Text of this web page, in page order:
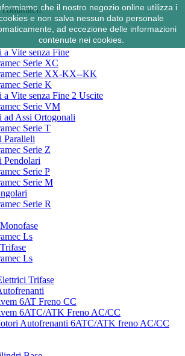
contattaci!
a Vite senza Fine
Serie XC
Serie XX-KX--KK
Serie K
a Vite senza Fine 2 Uscite
Serie VM
ad Assi Ortogonali
Serie T
Paralleli
Serie Z
Pendolari
Serie P
Serie M
Serie R
Ls
Ls
Trifase
6AT Freno CC
6ATC/ATK Freno AC/CC
Autofrenanti 6ATC/ATK freno AC/CC
che il nostro negozio online utilizza i
e non salva nessun dato personale
ad eccezione delle informazioni
contenute nei cookies.